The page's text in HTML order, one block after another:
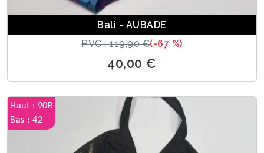
Bali - AUBADE
PVC : 119,90 €(-67 %)
40,00 €
Haut : 90B
Bas : 42